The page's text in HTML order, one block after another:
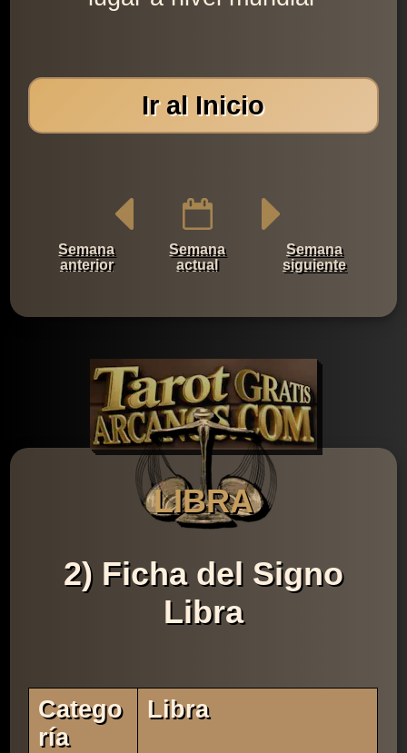
Ir al Inicio
Semana
anterior
Semana
actual
Semana
siguiente
LIBRA
2) Ficha del Signo
Libra
Catego
Ría
Libra